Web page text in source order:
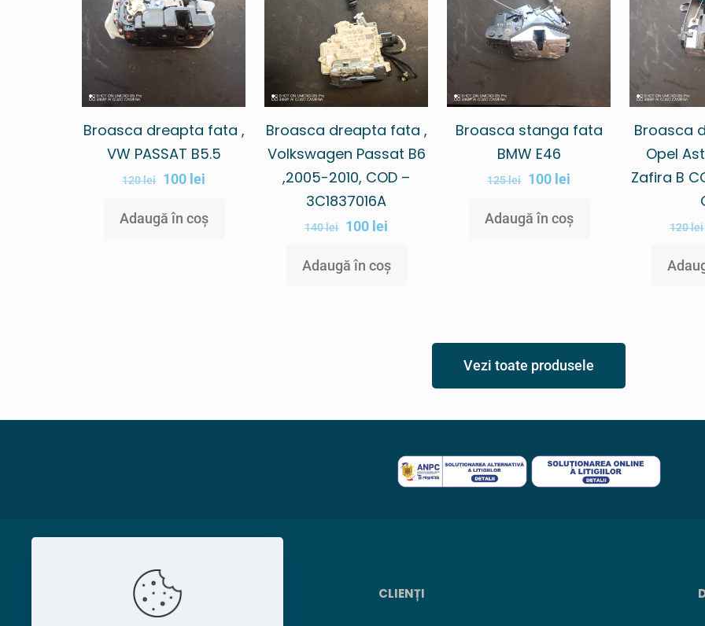
Broasca dreapta fata ,
VW PASSAT B5.5
120lei 100 lei
Adaugă în coș
Broasca dreapta fata ,
Volkswagen Passat B6
,2005-2010, COD –
3C1837016A
140lei 100 lei
Adaugă în coș
Broasca stanga fata
BMW E46
125lei 100 lei
Adaugă în coș
Broasca
Opel
Zafira B
120lei
Vezi toate produsele
CLIENȚI